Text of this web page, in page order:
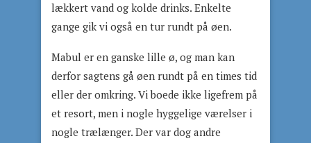
lækkert vand og kolde drinks. Enkelte
gange gik vi også en tur rundt på øen.
Mabul er en ganske lille ø, og man kan
derfor sagtens gå øen rundt på en times tid
eller der omkring. Vi boede ikke ligefrem på
et resort, men i nogle hyggelige værelser i
nogle trælænger. Der var dog andre